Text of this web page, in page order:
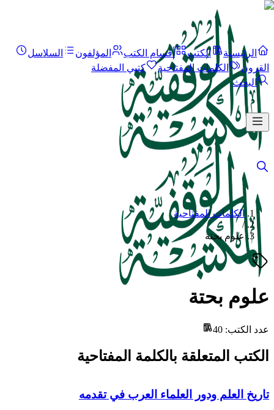
الرئيسية الكتب أقسام الكتب المؤلفون
السلاسل
القرون
الكلمات المفتاحية
كتبي المفضلة
البحث
الكلمات المفتاحية
/
علوم بحتة
علوم بحتة
عدد الكتب:
40
الكتب المتعلقة بالكلمة المفتاحية
تاريخ العلم ودور العلماء العرب في تقدمه